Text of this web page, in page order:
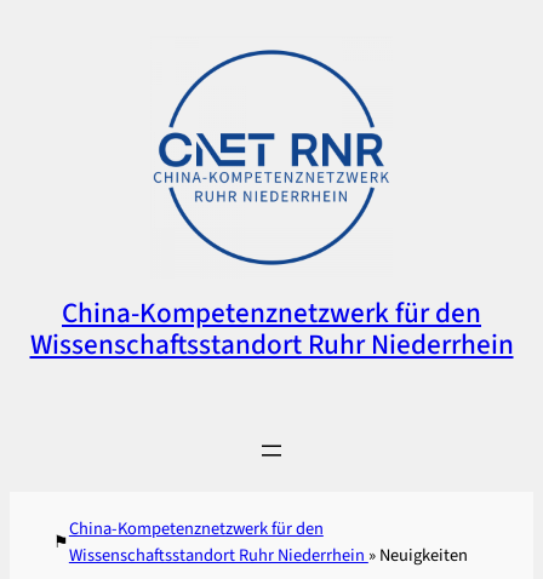
China-Kompetenznetzwerk für den
Wissenschaftsstandort Ruhr Niederrhein
⚑
China-Kompetenznetzwerk für den
Wissenschaftsstandort Ruhr Niederrhein »Neuigkeiten